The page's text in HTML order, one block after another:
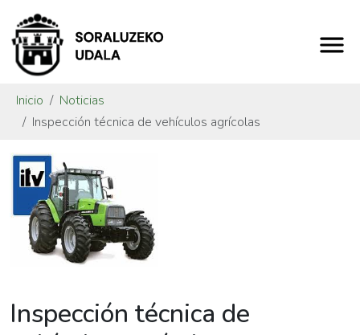
Inicio
Noticias
Inspección técnica de vehículos agrícolas
Inspección técnica de